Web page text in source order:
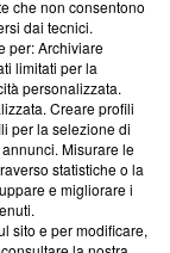
3 - 6900
che non consentono
dai tecnici.
per: Archiviare
limitati per la
personalizzata.
Creare profili
per la selezione di
Misurare le
statistiche o la
e migliorare i
sito e per modificare,